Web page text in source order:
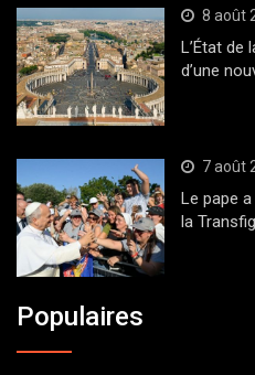
8 août
L’État de
d’une
7 août
Le pape
la
Populaires